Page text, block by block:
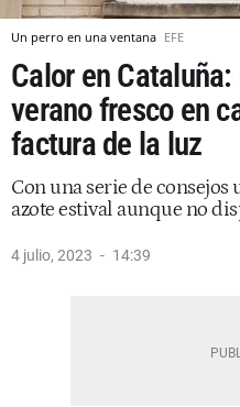
Un perro en una ventana EFE
Calor en
verano fresco en
factura de la luz
Con una serie de
azote estival aunque no
4 julio, 2023 14:39